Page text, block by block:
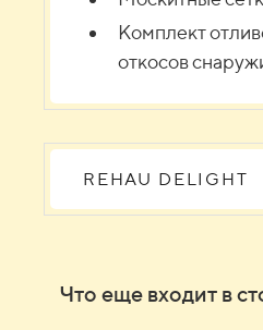
Комплект
откосов
REHAU DELIGHT
Что еще входит в